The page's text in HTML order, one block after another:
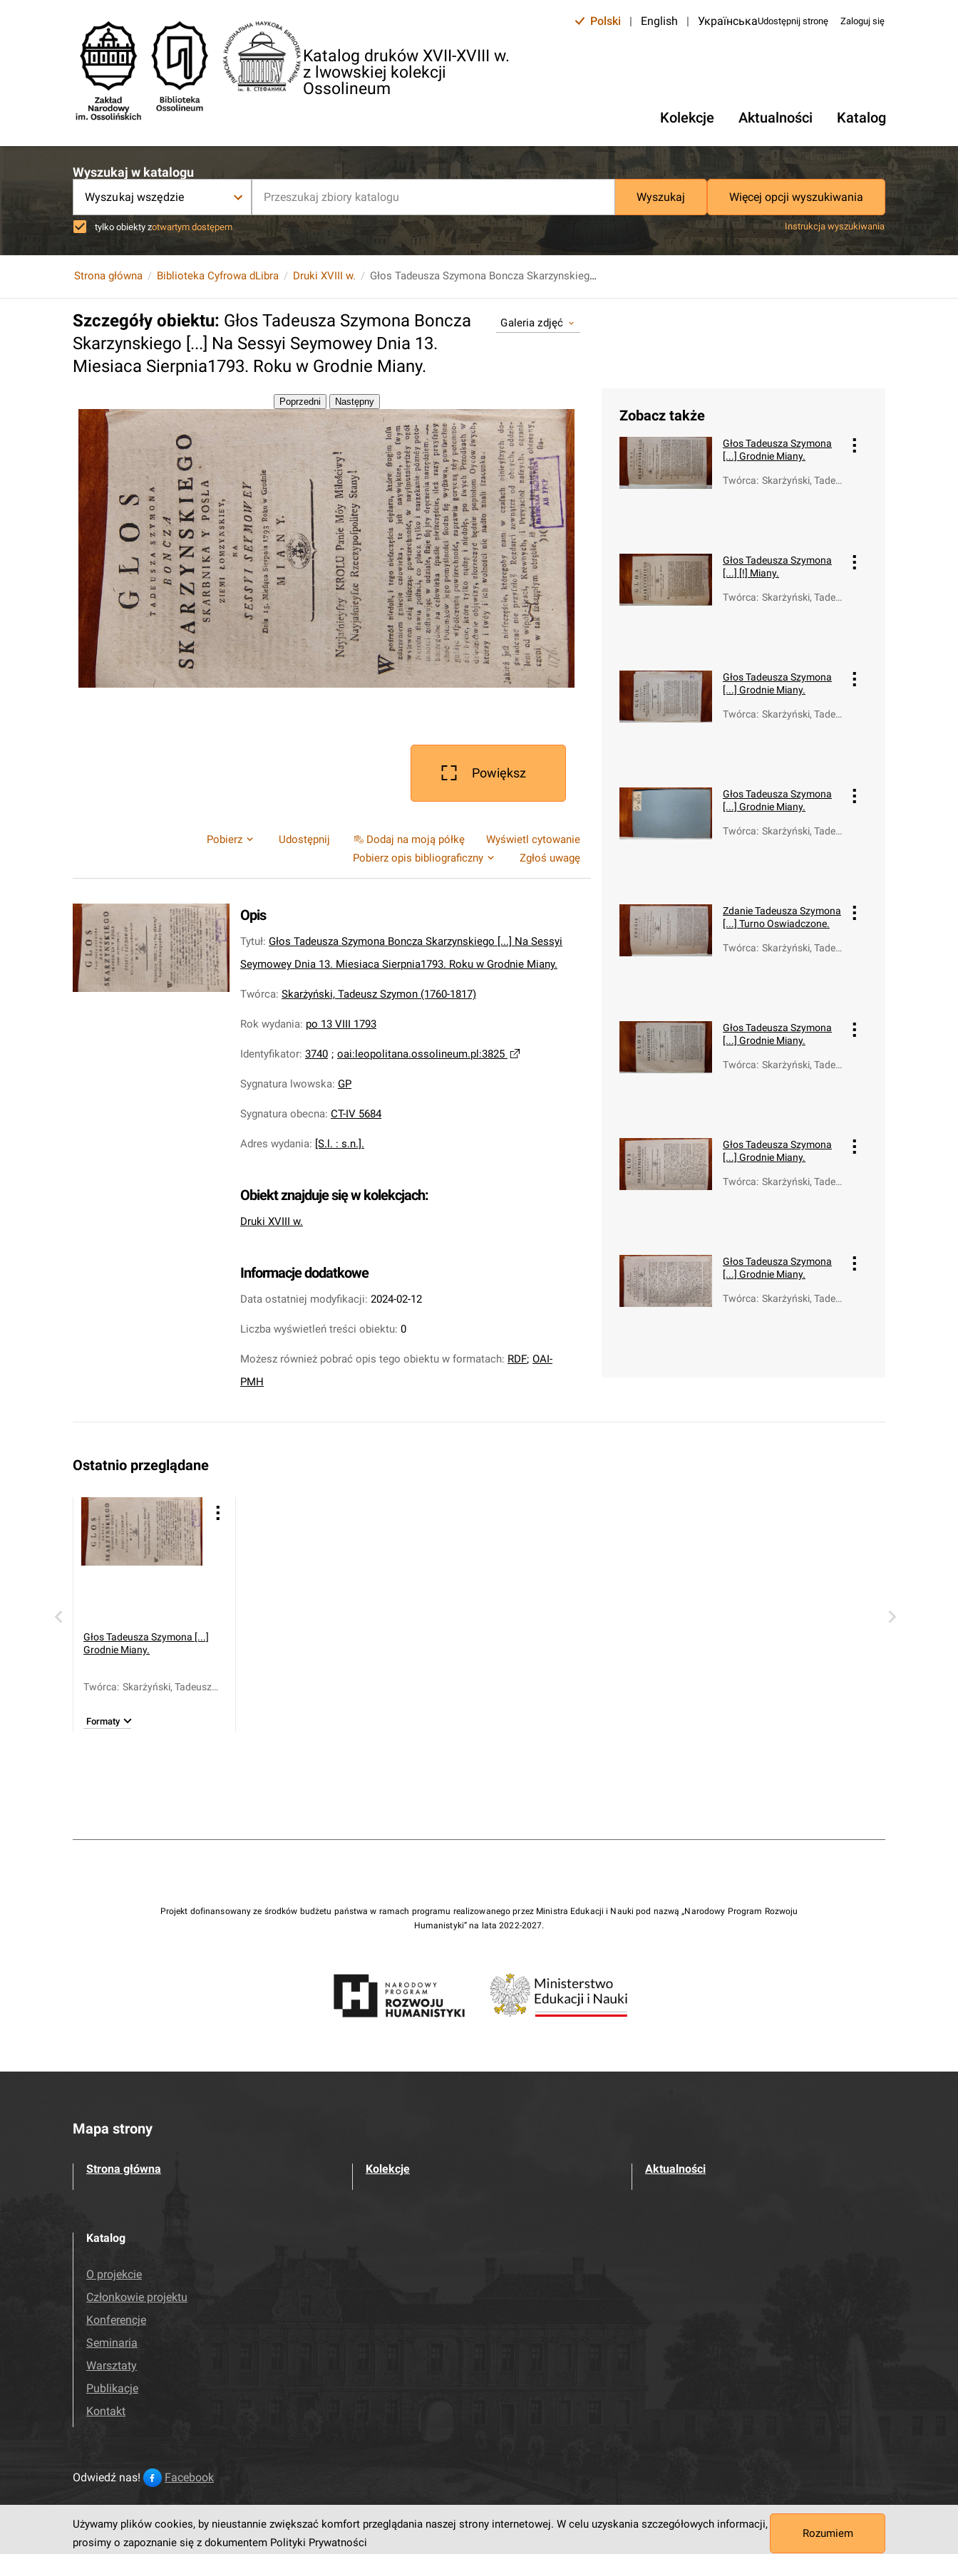
Katalog druków XVII-XVIII w.
z lwowskiej kolekcji
Ossolineum
Polski | English | УкраїнськаUdostępnij stronę Zaloguj się
Kolekcje Aktualności Katalog
Wyszukaj w katalogu
Wyszukaj wszędzie Wyszukaj Więcej opcji wyszukiwania
tylko obiekty zotwartym dostępem Instrukcja wyszukiwania
Strona główna Biblioteka Cyfrowa dLibra Druki XVIII w. Głos Tadeusza Szymona Boncza Skarzynskiego [...] Na Sessyi Seymowey Dnia 13. Miesiaca Sierpnia1793. Roku w Grodnie Miany.
Szczegóły obiektu: Głos Tadeusza Szymona Boncza
Skarzynskiego [...] Na Sessyi Seymowey Dnia 13.
Miesiaca Sierpnia1793. Roku w Grodnie Miany.
Galeria zdjęć
Powiększ
Pobierz Udostępnij Dodaj na moją półkę
Wyświetl cytowanie
Pobierz opis bibliograficzny
Zgłoś uwagę
Opis
Tytuł: Głos Tadeusza Szymona Boncza Skarzynskiego [...] Na Sessyi
Seymowey Dnia 13. Miesiaca Sierpnia1793. Roku w Grodnie Miany.
Twórca: Skarżyński, Tadeusz Szymon (1760-1817)
Rok wydania: po 13 VIII 1793
Identyfikator: 3740 ; oai:leopolitana.ossolineum.pl:3825
Sygnatura lwowska: GP
Sygnatura obecna: CT-IV 5684
Adres wydania: [S.l. : s.n.].
Obiekt znajduje się w kolekcjach:
Druki XVIII w.
Informacje dodatkowe
Data ostatniej modyfikacji: 2024-02-12
Liczba wyświetleń treści obiektu: 0
Możesz również pobrać opis tego obiektu w formatach: RDF; OAI-
PMH
Zobacz także
Głos Tadeusza Szymona
[...] Grodnie Miany.
Twórca: Skarżyński, Tadeu
Głos Tadeusza Szymona
[...] [!] Miany.
Twórca: Skarżyński, Tadeu
Głos Tadeusza Szymona
[...] Grodnie Miany.
Twórca: Skarżyński, Tadeu
Głos Tadeusza Szymona
[...] Grodnie Miany.
Twórca: Skarżyński, Tadeu
Zdanie Tadeusza Szymona
[...] Turno Oswiadczone.
Twórca: Skarżyński, Tadeu
Głos Tadeusza Szymona
[...] Grodnie Miany.
Twórca: Skarżyński, Tadeu
Głos Tadeusza Szymona
[...] Grodnie Miany.
Twórca: Skarżyński, Tadeu
Głos Tadeusza Szymona
[...] Grodnie Miany.
Twórca: Skarżyński, Tadeu
Ostatnio przeglądane
Głos Tadeusza Szymona [...]
Grodnie Miany.
Twórca: Skarżyński, Tadeusz
Formaty
Projekt dofinansowany ze środków budżetu państwa w ramach programu realizowanego przez Ministra Edukacji i Nauki pod nazwą „Narodowy Program Rozwoju
Humanistyki” na lata 2022-2027.
Mapa strony
Strona główna Kolekcje Aktualności
Katalog
O projekcie
Członkowie projektu
Konferencje
Seminaria
Warsztaty
Publikacje
Kontakt
Odwiedź nas! Facebook
Ten serwis działa dzięki oprogramowaniu
Używamy plików cookies, by nieustannie zwiększać komfort przeglądania naszej strony internetowej. W celu uzyskania szczegółowych informacji,
prosimy o zapoznanie się z dokumentem Polityki Prywatności
Rozumiem